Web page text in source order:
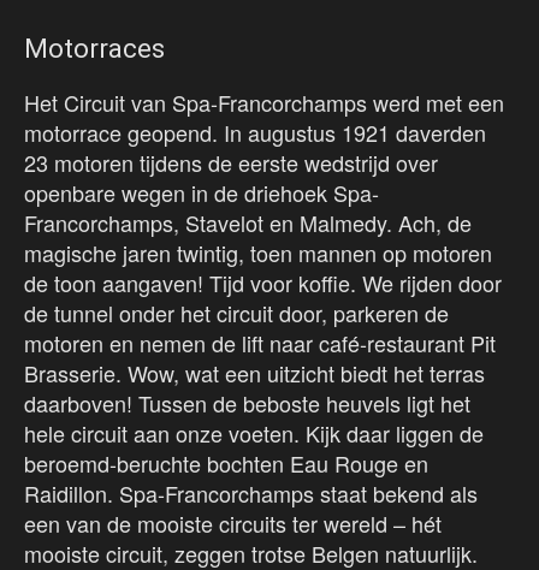
Motorraces
Het Circuit van Spa-Francorchamps werd met een
motorrace geopend. In augustus 1921 daverden
23 motoren tijdens de eerste wedstrijd over
openbare wegen in de driehoek Spa-
Francorchamps, Stavelot en Malmedy. Ach, de
magische jaren twintig, toen mannen op motoren
de toon aangaven! Tijd voor koffie. We rijden door
de tunnel onder het circuit door, parkeren de
motoren en nemen de lift naar café-restaurant Pit
Brasserie. Wow, wat een uitzicht biedt het terras
daarboven! Tussen de beboste heuvels ligt het
hele circuit aan onze voeten. Kijk daar liggen de
beroemd-beruchte bochten Eau Rouge en
Raidillon. Spa-Francorchamps staat bekend als
een van de mooiste circuits ter wereld – hét
mooiste circuit, zeggen trotse Belgen natuurlijk.